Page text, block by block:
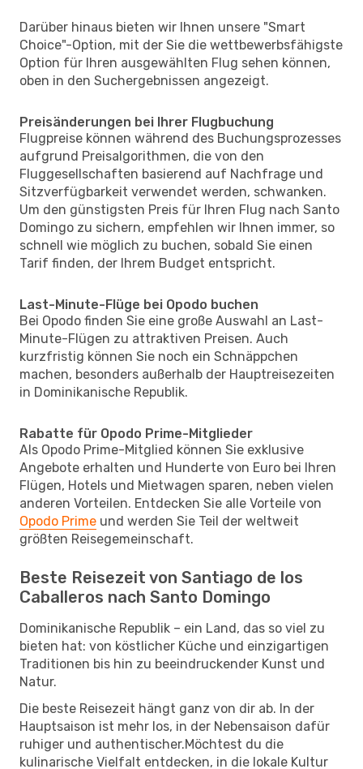
Darüber hinaus bieten wir Ihnen unsere "Smart
Choice"-Option, mit der Sie die wettbewerbsfähigste
Option für Ihren ausgewählten Flug sehen können,
oben in den Suchergebnissen angezeigt.
Preisänderungen bei Ihrer Flugbuchung
Flugpreise können während des Buchungsprozesses
aufgrund Preisalgorithmen, die von den
Fluggesellschaften basierend auf Nachfrage und
Sitzverfügbarkeit verwendet werden, schwanken.
Um den günstigsten Preis für Ihren Flug nach Santo
Domingo zu sichern, empfehlen wir Ihnen immer, so
schnell wie möglich zu buchen, sobald Sie einen
Tarif finden, der Ihrem Budget entspricht.
Last-Minute-Flüge bei Opodo buchen
Bei Opodo finden Sie eine große Auswahl an Last-
Minute-Flügen zu attraktiven Preisen. Auch
kurzfristig können Sie noch ein Schnäppchen
machen, besonders außerhalb der Hauptreisezeiten
in Dominikanische Republik.
Rabatte für Opodo Prime-Mitglieder
Als Opodo Prime-Mitglied können Sie exklusive
Angebote erhalten und Hunderte von Euro bei Ihren
Flügen, Hotels und Mietwagen sparen, neben vielen
anderen Vorteilen. Entdecken Sie alle Vorteile von
Opodo Prime und werden Sie Teil der weltweit
größten Reisegemeinschaft.
Beste Reisezeit von Santiago de los
Caballeros nach Santo Domingo
Dominikanische Republik – ein Land, das so viel zu
bieten hat: von köstlicher Küche und einzigartigen
Traditionen bis hin zu beeindruckender Kunst und
Natur.
Die beste Reisezeit hängt ganz von dir ab. In der
Hauptsaison ist mehr los, in der Nebensaison dafür
ruhiger und authentischer.Möchtest du die
kulinarische Vielfalt entdecken, in die lokale Kultur